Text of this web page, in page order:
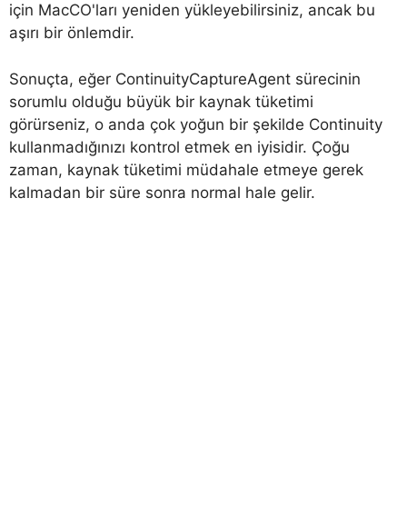
için MacCO'ları yeniden yükleyebilirsiniz, ancak bu
aşırı bir önlemdir.
Sonuçta, eğer ContinuityCaptureAgent sürecinin
sorumlu olduğu büyük bir kaynak tüketimi
görürseniz, o anda çok yoğun bir şekilde Continuity
kullanmadığınızı kontrol etmek en iyisidir. Çoğu
zaman, kaynak tüketimi müdahale etmeye gerek
kalmadan bir süre sonra normal hale gelir.